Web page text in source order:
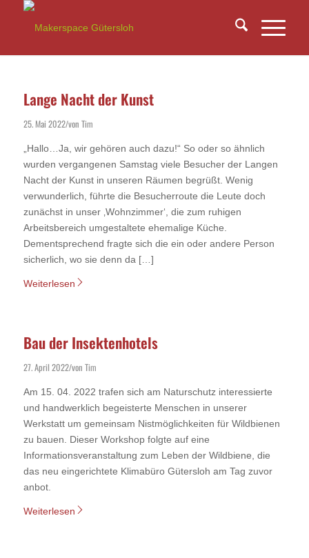
Lange Nacht der Kunst
25. Mai 2022/von Tim
„Hallo…Ja, wir gehören auch dazu!“ So oder so ähnlich
wurden vergangenen Samstag viele Besucher der Langen
Nacht der Kunst in unseren Räumen begrüßt. Wenig
verwunderlich, führte die Besucherroute die Leute doch
zunächst in unser ‚Wohnzimmer‘, die zum ruhigen
Arbeitsbereich umgestaltete ehemalige Küche.
Dementsprechend fragte sich die ein oder andere Person
sicherlich, wo sie denn da […]
Weiterlesen
Bau der Insektenhotels
27. April 2022/von Tim
Am 15. 04. 2022 trafen sich am Naturschutz interessierte
und handwerklich begeisterte Menschen in unserer
Werkstatt um gemeinsam Nistmöglichkeiten für Wildbienen
zu bauen. Dieser Workshop folgte auf eine
Informationsveranstaltung zum Leben der Wildbiene, die
das neu eingerichtete Klimabüro Gütersloh am Tag zuvor
anbot.
Weiterlesen